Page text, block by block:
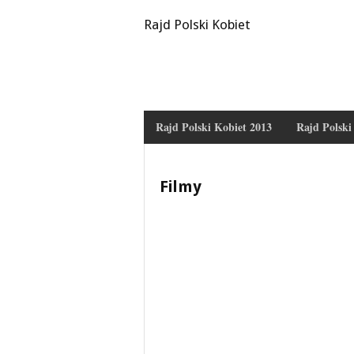
Rajd Polski Kobiet
Rajd Polski Kobiet 2013 Rajd
Filmy